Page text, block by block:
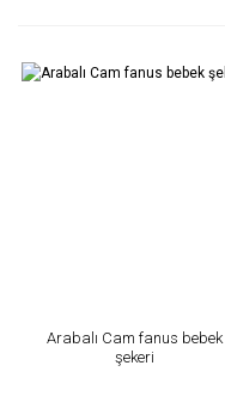
Arabalı Cam fanus bebek
şekeri